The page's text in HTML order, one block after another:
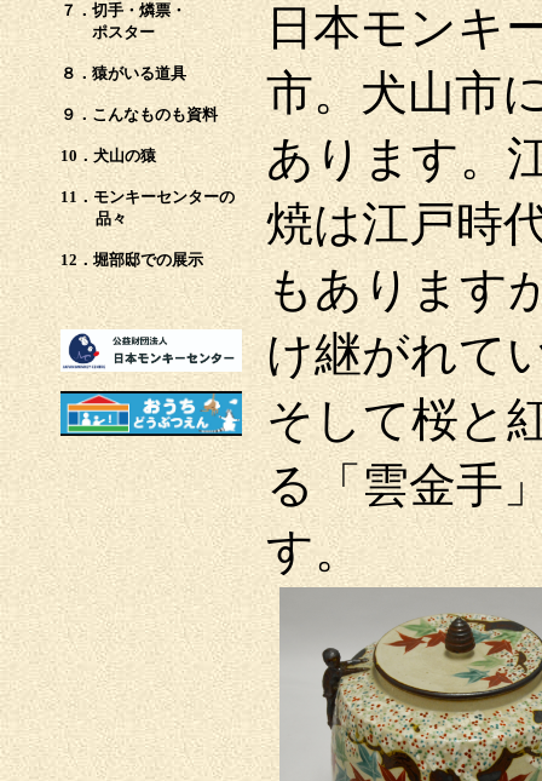
７．切手・燐票・
ポスター
８．猿がいる道具
９．こんなものも資料
10．犬山の猿
11．モンキーセンターの
品々
12．堀部邸での展示
日本モンキ
市。犬山市
あります。
焼は江戸時
もあります
け継がれて
そして桜と
る「雲金手
す。